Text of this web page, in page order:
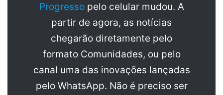
Progresso pelo celular mudou. A
partir de agora, as notícias
chegarão diretamente pelo
formato Comunidades, ou pelo
canal uma das inovações lançadas
pelo WhatsApp. Não é preciso ser